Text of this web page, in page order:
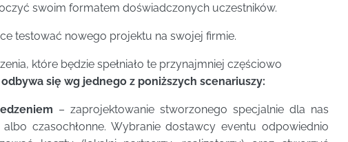
swoim formatem doświadczonych uczestników.
testować nowego projektu na swojej firmie.
które będzie spełniało te przynajmniej częściowo
się wg jednego z poniższych scenariuszy:
– zaprojektowanie stworzonego specjalnie dla nas
czasochłonne. Wybranie dostawcy eventu odpowiednio